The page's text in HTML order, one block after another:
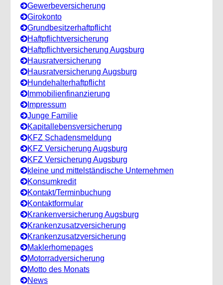
Gewerbeversicherung
Girokonto
Grundbesitzerhaftpflicht
Haftpflichtversicherung
Haftpflichtversicherung Augsburg
Hausratversicherung
Hausratversicherung Augsburg
Hundehalterhaftpflicht
Immobilienfinanzierung
Impressum
Junge Familie
Kapitallebensversicherung
KFZ Schadensmeldung
KFZ Versicherung Augsburg
KFZ Versicherung Augsburg
kleine und mittelständische Unternehmen
Konsumkredit
Kontakt/Terminbuchung
Kontaktformular
Krankenversicherung Augsburg
Krankenzusatzversicherung
Krankenzusatzversicherung
Maklerhomepages
Motorradversicherung
Motto des Monats
News